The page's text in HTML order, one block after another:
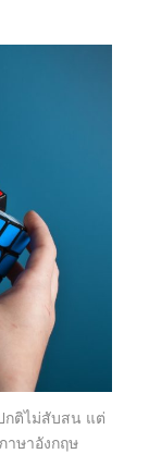
กติไม่สับสน แต่
าษาอังกฤษ